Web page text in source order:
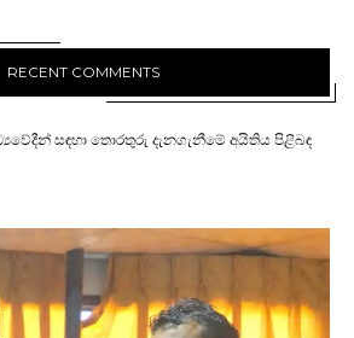
RECENT COMMENTS
සඳහා තොරතුරු දැනගැනීමේ අයිතිය පිළිබඳ